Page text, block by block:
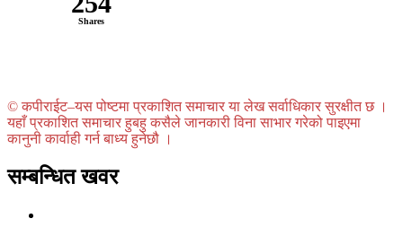
Shares
© कपीराईट–यस पोष्टमा प्रकाशित समाचार या लेख सर्वाधिकार सुरक्षीत छ ।
यहाँ प्रकाशित समाचार हुबहु कसैले जानकारी विना साभार गरेको पाइएमा
कानुनी कार्वाही गर्न बाध्य हुनेछौ ।
सम्बन्धित खवर